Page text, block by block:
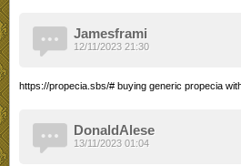
Jamesframi
https://propecia.sbs/# buying generic propecia
12/11/2023 21:30
DonaldAlese
13/11/2023 01:04